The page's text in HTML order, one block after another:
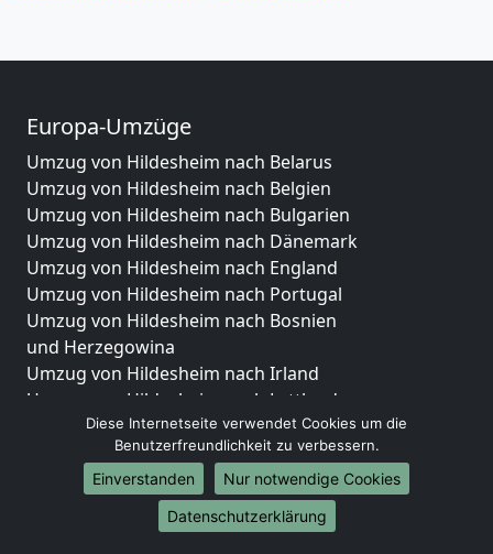
Europa-Umzüge
Umzug von Hildesheim nach Belarus
Umzug von Hildesheim nach Belgien
Umzug von Hildesheim nach Bulgarien
Umzug von Hildesheim nach Dänemark
Umzug von Hildesheim nach England
Umzug von Hildesheim nach Portugal
Umzug von Hildesheim nach Bosnien
und Herzegowina
Umzug von Hildesheim nach Irland
Umzug von Hildesheim nach Lettland
Umzug von Hildesheim nach Zypern
Umzug von Hildesheim nach Kroatien
Umzug von Hildesheim nach Estland
Umzug von Hildesheim nach Finnland
Umzug von Hildesheim nach Frankreich
Diese Internetseite verwendet Cookies um die
Benutzerfreundlichkeit zu verbessern.
Einverstanden
Nur notwendige Cookies
Datenschutzerklärung